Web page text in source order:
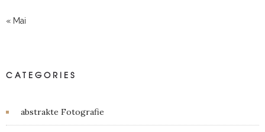
« Mai
CATEGORIES
abstrakte Fotografie